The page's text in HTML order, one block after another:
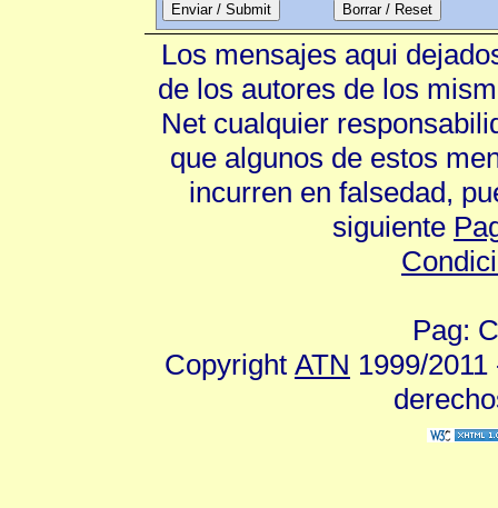
Enviar / Submit
Los mensajes aqui
de los autores de los
Net cualquier
que algunos de estos
incurren en falsedad,
siguiente
Pag:
Copyright ATN 1999/